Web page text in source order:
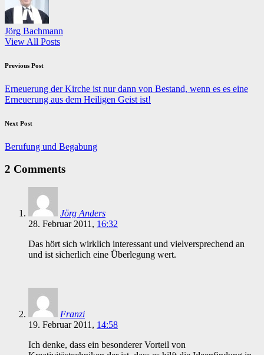
Jörg Bachmann
View All Posts
Post
navigation
Previous Post
Erneuerung der Kirche ist nur dann von Bestand, wenn es es eine
Erneuerung aus dem Heiligen Geist ist!
Next Post
Berufung und Begabung
2 Comments
Jörg Anders
28. Februar 2011, 16:32
Das hört sich wirklich interessant und vielversprechend an
und ist sicherlich eine Überlegung wert.
Franzi
19. Februar 2011, 14:58
Ich denke, dass ein besonderer Vorteil von